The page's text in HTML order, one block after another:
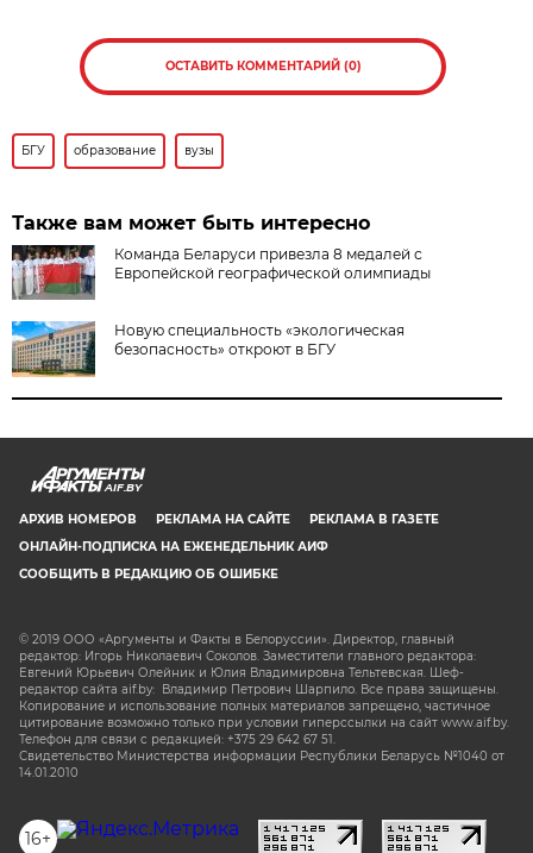
ОСТАВИТЬ КОММЕНТАРИЙ (0)
БГУ образование вузы
Также вам может быть интересно
Команда Беларуси привезла 8 медалей с
Европейской географической олимпиады
Новую специальность «экологическая
безопасность» откроют в БГУ
AIF.BY
АРХИВ НОМЕРОВ РЕКЛАМА НА САЙТЕ
РЕКЛАМА В ГАЗЕТЕ
ОНЛАЙН-ПОДПИСКА НА ЕЖЕНЕДЕЛЬНИК АИФ
СООБЩИТЬ В РЕДАКЦИЮ ОБ ОШИБКЕ
© 2019 ООО «Аргументы и Факты в Белоруссии». Директор, главный
редактор: Игорь Николаевич Соколов. Заместители главного редактора:
Евгений Юрьевич Олейник и Юлия Владимировна Тельтевская. Шеф-
редактор сайта aif.by: Владимир Петрович Шарпило. Все права защищены.
Копирование и использование полных материалов запрещено, частичное
цитирование возможно только при условии гиперссылки на сайт www.aif.by.
Телефон для связи с редакцией: +375 29 642 67 51.
Свидетельство Министерства информации Республики Беларусь №1040 от
14.01.2010
16+